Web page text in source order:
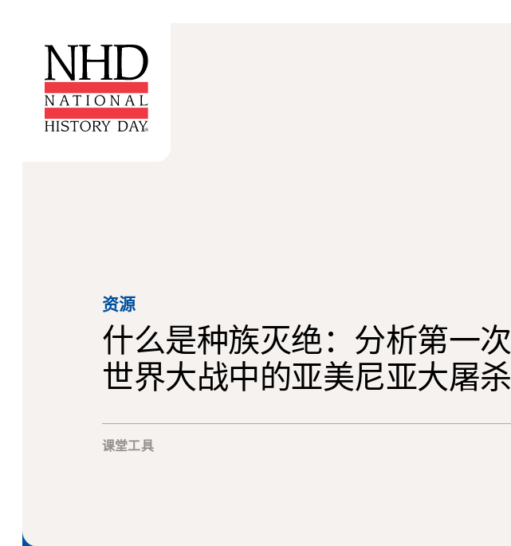
资源
什么是种族灭绝：分析第一次
世界大战中的亚美尼亚大屠杀
课堂工具